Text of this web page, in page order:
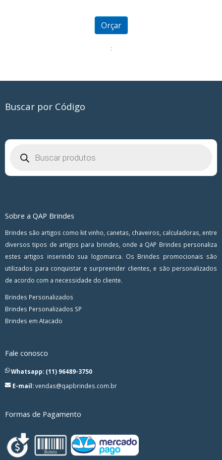
of
Orçar
:
Buscar por Código
produtos
Sobre a QAP Brindes
Brindes são artigos como kit vinho, canetas, chaveiros, calculadoras, entre
diversos tipos de artigos para brindes, onde a QAP Brindes personaliza
estes artigos inserindo sua logomarca. Os Brindes promocionais são
utilizados para conquistar e surpreender clientes, e são personalizados
de acordo com a necessidade do cliente.
Brindes Personalizados
Brindes Personalizados SP
Brindes em Atacado
Fale conosco
Whatsapp: (11) 96489-3750
E-mail:vendas@qapbrindes.com.br
Formas de Pagamento